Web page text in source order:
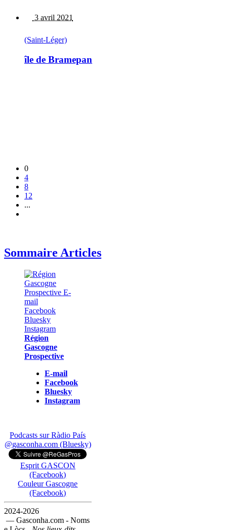
3 avril 2021
(Saint-Léger)
île de Bramepan
0
4
8
12
...
Sommaire Articles
Région
Gascogne
Prospective
E-mail
Facebook
Bluesky
Instagram
Podcasts sur Ràdio País
@gasconha.com (Bluesky)
Esprit GASCON
(Facebook)
Couleur Gascogne
(Facebook)
2024-2026
— Gasconha.com - Noms